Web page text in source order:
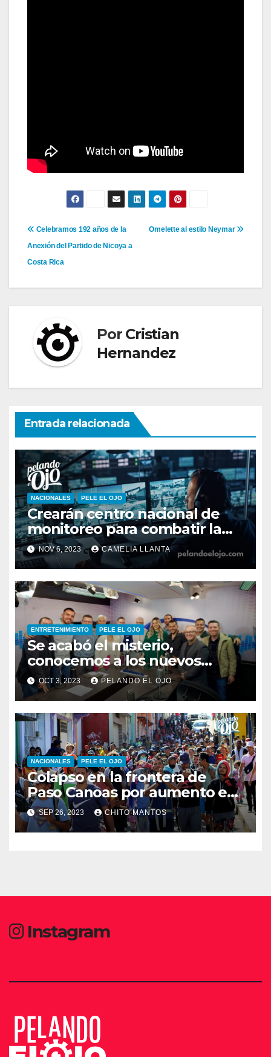
Navegación
de
entradas
Omelette al estilo Neymar
Celebramos 192 años de la
Anexión del Partido de Nicoya a
Costa Rica
Por Cristian
Hernandez
Entrada relacionada
NACIONALES PELE EL OJO
Crearán centro nacional de
monitoreo para combatir la
inseguridad
NOV 6, 2023 CAMELIA LLANTA
ENTRETENIMIENTO PELE EL OJO
Se acabó el misterio,
conocemos a los nuevos
integrantes de Pelando el Ojo
OCT 3, 2023 PELANDO EL OJO
NACIONALES PELE EL OJO
Colapso en la frontera de
Paso Canoas por aumento en
la llegada de migrantes
SEP 26, 2023 CHITO MANTOS
Instagram